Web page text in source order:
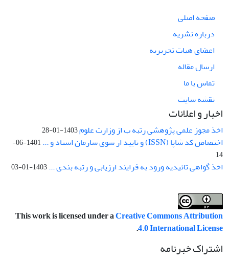
صفحه اصلی
درباره نشریه
اعضای هیات تحریریه
ارسال مقاله
تماس با ما
نقشه سایت
اخبار و اعلانات
اخذ مجوز علمی پژوهشی رتبه ب از وزارت علوم1403-01-28
اختصاص کد شاپا (ISSN) و تایید از سوی سازمان اسناد و ...
1401-06-
14
اخذ گواهی تائیدیه ورود به فرایند ارزیابی و رتبه بندی ...1403-01-03
This work is licensed under aCreative Commons Attribution
4.0 International License
.
اشتراک خبرنامه